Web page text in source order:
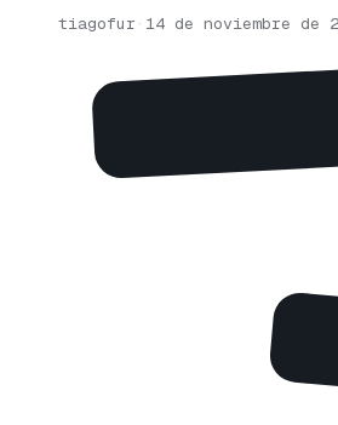
tiagofur · 14 de noviembre de